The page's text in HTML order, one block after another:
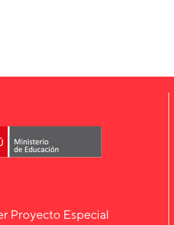
Proyecto Especial